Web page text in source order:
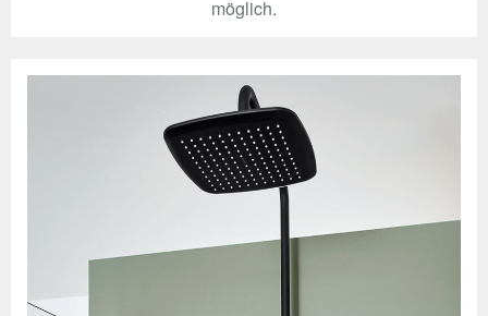
möglich.